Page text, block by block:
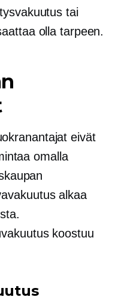
tai
olla tarpeen.
eivät
omalla
alkaa
koostuu